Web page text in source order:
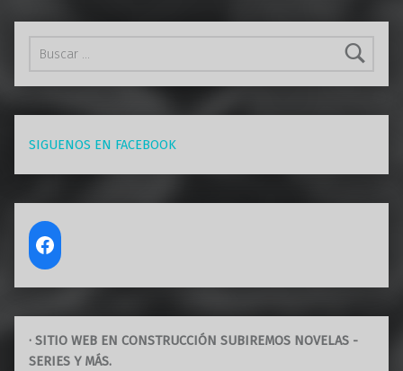
SIGUENOS EN FACEBOOK
· SITIO WEB EN CONSTRUCCIÓN SUBIREMOS NOVELAS -
SERIES Y MÁS.